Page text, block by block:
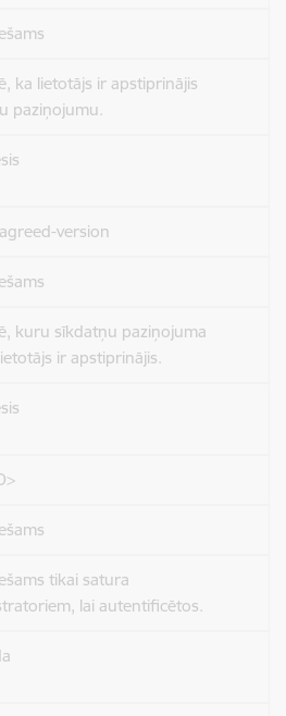
ka lietotājs ir apstiprinājis
paziņojumu.
version
kuru sīkdatņu paziņojuma
ir apstiprinājis.
tikai satura
lai autentificētos.